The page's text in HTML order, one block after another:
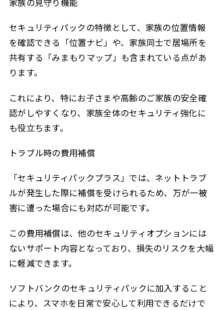
セキュリティパックの特徴として、家族の位置情報
を確認できる「位置ナビ」や、家族同士で居場所を
共有する「みまもりマップ」も含まれている点があ
ります。
これにより、特にお子さまや高齢のご家族の安全確
認がしやすくなり、家族全体のセキュリティ強化に
も役立ちます。
トラブル時の費用補償
「セキュリティパックプラス」では、ネットトラブ
ルが発生した際に補償を受けられるため、万が一被
害に遭った場合にも対応が可能です。
この費用補償は、他のセキュリティオプションには
ないサポート内容となっており、損失のリスクを大幅
に軽減できます。
ソフトバンクのセキュリティパックに加入すること
により、スマホを日常で安心して利用できるだけで